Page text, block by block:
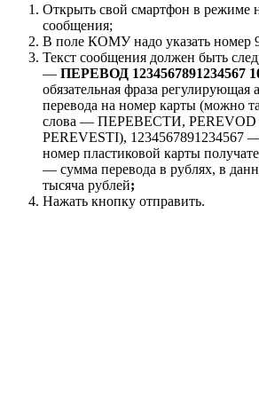
Открыть свой смартфон в режиме
сообщения;
В поле КОМУ надо указать номер
Текст сообщения должен быть
— ПЕРЕВОД 1234567891234567
обязательная фраза регулирующая
перевода на номер карты (можно
слова — ПЕРЕВЕСТИ, PEREVOD
PEREVESTI), 1234567891234567
номер пластиковой карты
— сумма перевода в рублях, в
тысяча рублей;
Нажать кнопку отправить.